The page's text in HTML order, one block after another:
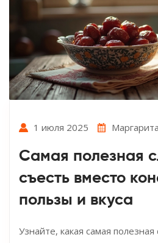
1 июля 2025
Самая полезная
съесть вместо
пользы и вкуса
Узнайте, какая самая